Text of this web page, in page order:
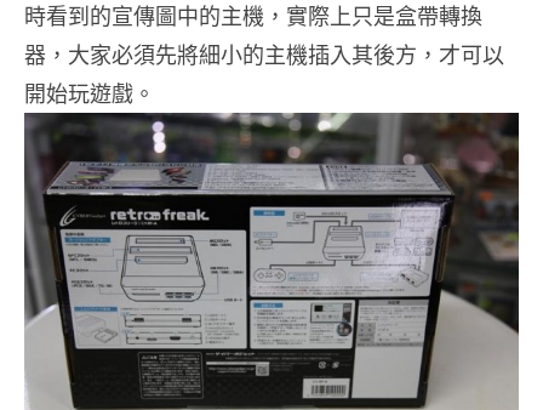
時看到的宣傳圖中的主機，實際上只是盒帶轉換
器，大家必須先將細小的主機插入其後方，才可以
開始玩遊戲。